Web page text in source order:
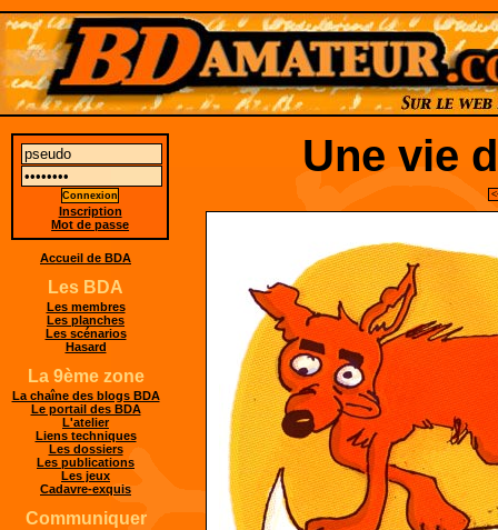
Une vie
Inscription
Mot de passe
Accueil de BDA
Les BDA
Les membres
Les planches
Les scénarios
Hasard
La 9ème zone
La chaîne des blogs BDA
Le portail des BDA
L'atelier
Liens techniques
Les dossiers
Les publications
Les jeux
Cadavre-exquis
Communiquer